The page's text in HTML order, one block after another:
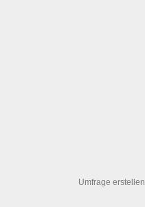
Umfrage erstellen